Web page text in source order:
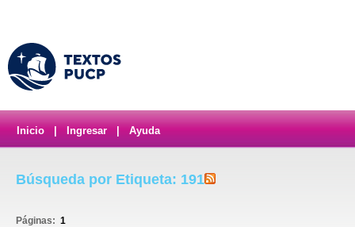
Inicio Ingresar Ayuda
Búsqueda por Etiqueta: 191
Páginas: 1